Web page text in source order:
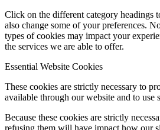
Click on the different category headings
also change some of your preferences.
types of cookies may impact your
the services we are able to offer.
Essential Website Cookies
These cookies are strictly necessary to
available through our website and to use
Because these cookies are strictly
refusing them will have impact how our